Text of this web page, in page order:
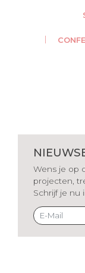
Wens je op
projecten,
Schrijf je nu